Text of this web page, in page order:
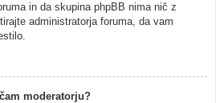
in da skupina phpBB nima nič z
administratorja foruma, da vam
moderatorju?